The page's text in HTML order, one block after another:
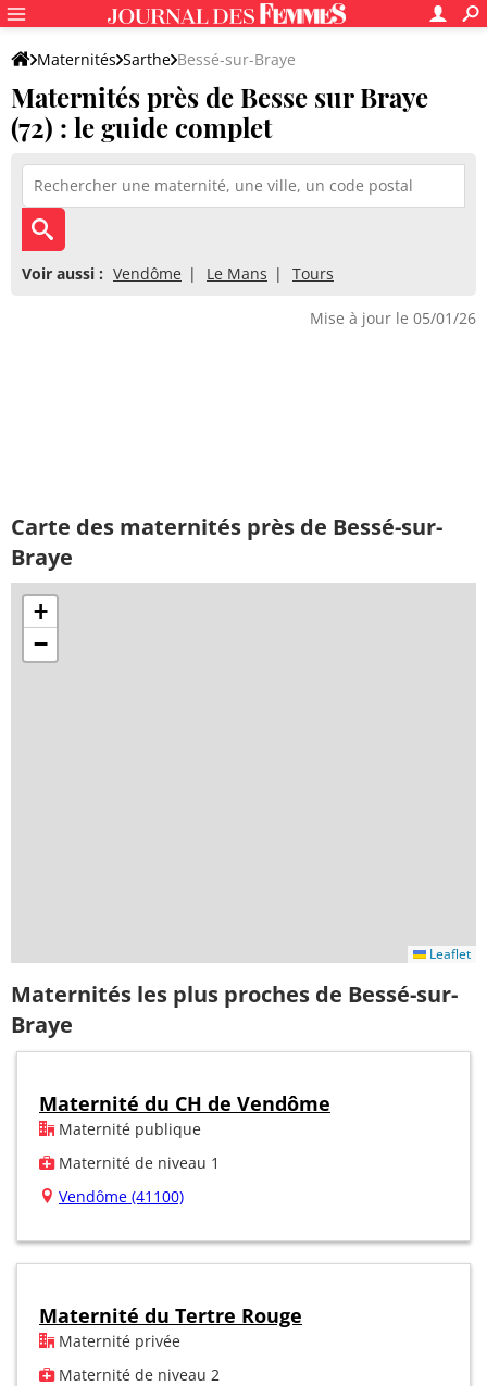
Maternités Sarthe Bessé-sur-Braye
Maternités près de Besse sur Braye
(72) : le guide complet
Voir aussi : Vendôme Le Mans Tours
Mise à jour le 05/01/26
Carte des maternités près de Bessé-sur-
Braye
+
−
Leaflet
Maternités les plus proches de Bessé-sur-
Braye
Maternité du CH de Vendôme
Maternité publique
Maternité de niveau 1
Vendôme (41100)
Maternité du Tertre Rouge
Maternité privée
Maternité de niveau 2